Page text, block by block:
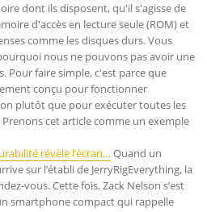
dont ils disposent, qu'il s'agisse de
d'accès en lecture seule (ROM) et
comme les disques durs. Vous
nous ne pouvons pas avoir une
Pour faire simple, c'est parce que
conçu pour fonctionner
plutôt que pour exécuter toutes les
cet article comme un exemple
révèle l’écran…Quand un
sur l’établi de JerryRigEverything, la
vous. Cette fois, Zack Nelson s’est
smartphone compact qui rappelle